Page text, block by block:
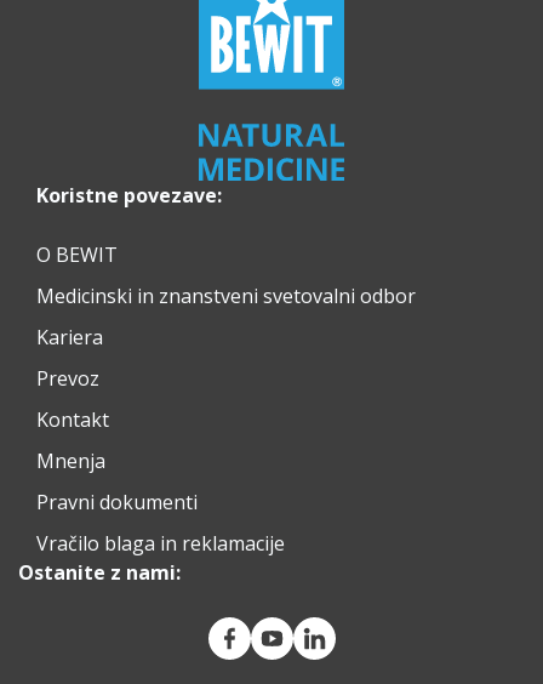
Koristne povezave:
O BEWIT
Medicinski in znanstveni svetovalni odbor
Kariera
Prevoz
Kontakt
Mnenja
Pravni dokumenti
Vračilo blaga in reklamacije
Ostanite z nami: